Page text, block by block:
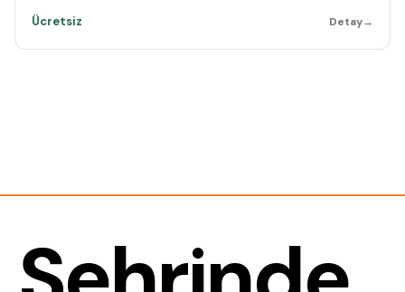
Ücretsiz Detay→